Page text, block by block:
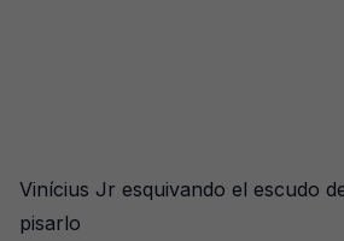
Vinícius Jr esquivando el escudo
pisarlo